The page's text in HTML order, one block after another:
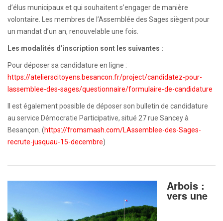
d’élus municipaux et qui souhaitent s’engager de manière
volontaire. Les membres de l’Assemblée des Sages siègent pour
un mandat d’un an, renouvelable une fois.
Les modalités d’inscription sont les suivantes :
Pour déposer sa candidature en ligne :
https://atelierscitoyens.besancon.fr/project/candidatez-pour-
lassemblee-des-sages/questionnaire/formulaire-de-candidature
Il est également possible de déposer son bulletin de candidature
au service Démocratie Participative, situé 27 rue Sancey à
Besançon. (https://fromsmash.com/LAssemblee-des-Sages-
recrute-jusquau-15-decembre)
Arbois :
vers une